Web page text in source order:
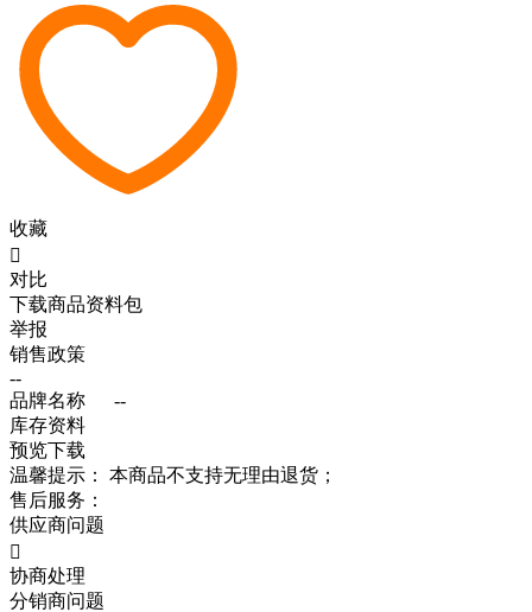
收藏

对比
下载商品资料包
举报
销售政策
--
品牌名称
--
库存资料
预览下载
温馨提示：
本商品不支持无理由退货；
售后服务：
供应商问题

协商处理
分销商问题